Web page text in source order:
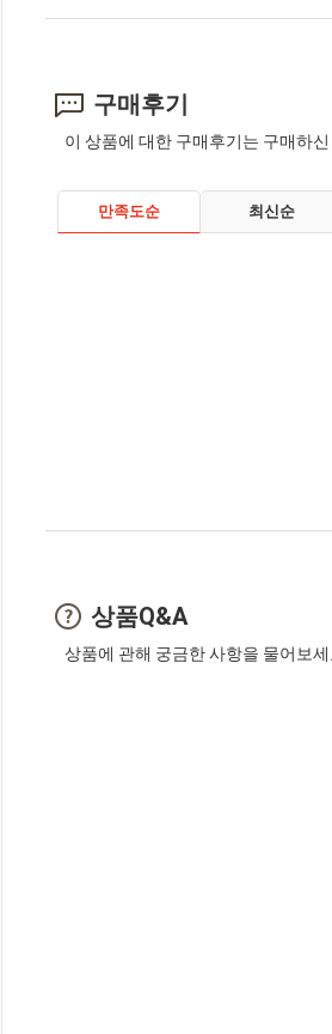
구매후기
이 상품에 대한 구매후기는 구매하신
만족도순 최신순
상품Q&A
상품에 관해 궁금한 사항을 물어보세